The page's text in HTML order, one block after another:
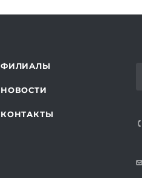
ФИЛИАЛЫ
НОВОСТИ
КОНТАКТЫ